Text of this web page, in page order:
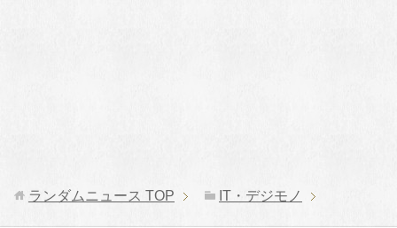
ランダムニュース TOP IT・デジモノ